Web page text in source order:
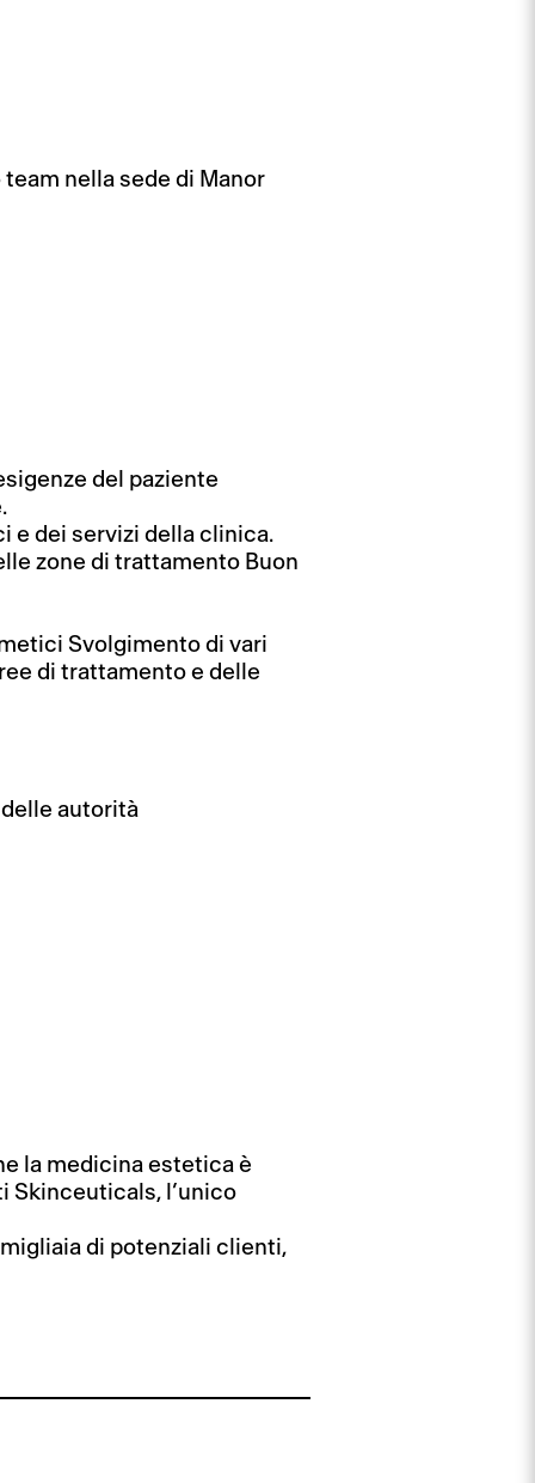
nella sede di Manor
del paziente
e dei servizi della clinica.
zone di trattamento Buon
Svolgimento di vari
di trattamento e delle
autorità
la medicina estetica è
Skinceuticals, l’unico
di potenziali clienti,